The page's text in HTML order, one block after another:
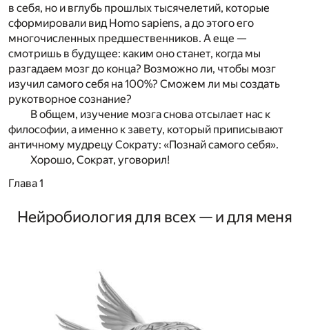
в себя, но и вглубь прошлых тысячелетий, которые
сформировали вид Homo sapiens, а до этого его
многочисленных предшественников. А еще —
смотришь в будущее: каким оно станет, когда мы
разгадаем мозг до конца? Возможно ли, чтобы мозг
изучил самого себя на 100%? Сможем ли мы создать
рукотворное сознание?
В общем, изучение мозга снова отсылает нас к
философии, а именно к завету, который приписывают
античному мудрецу Сократу: «Познай самого себя».
Хорошо, Сократ, уговорил!
Глава 1
Нейробиология для всех — и для меня